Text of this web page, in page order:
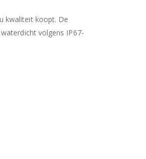
kwaliteit koopt. De
volgens IP67-